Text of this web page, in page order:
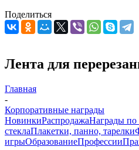
Поделиться
Лента для
Главная
-
Корпоративные награды
НовинкиРаспродажаНаграды по
стеклаПлакетки, панно, тарелки
игрыОбразованиеПрофессии